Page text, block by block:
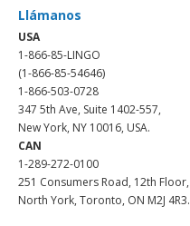
Llámanos
USA
1-866-85-LINGO
(1-866-85-54646)
1-866-503-0728
347 5th Ave, Suite 1402-557,
New York, NY 10016, USA.
CAN
1-289-272-0100
251 Consumers Road, 12th Floor,
North York, Toronto, ON M2J 4R3.